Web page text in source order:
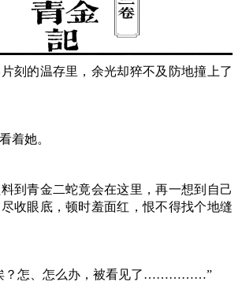
刻的温存里，余光却猝不及防地撞上了
着她。
到青金二蛇竟会在这里，再一想到自己
收眼底，顿时羞面红，恨不得找个地缝
诶？怎、怎么办，被看见了……………”